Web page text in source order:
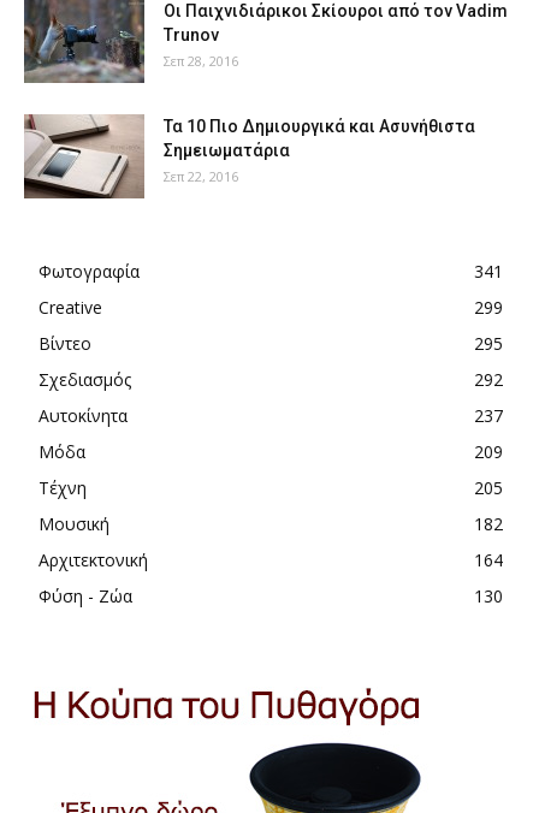
Οι Παιχνιδιάρικοι Σκίουροι από τον Vadim
Trunov
Σεπ 28, 2016
Τα 10 Πιο Δημιουργικά και Ασυνήθιστα
Σημειωματάρια
Σεπ 22, 2016
Φωτογραφία
341
Creative
299
Βίντεο
295
Σχεδιασμός
292
Αυτοκίνητα
237
Μόδα
209
Τέχνη
205
Μουσική
182
Αρχιτεκτονική
164
Φύση - Ζώα
130